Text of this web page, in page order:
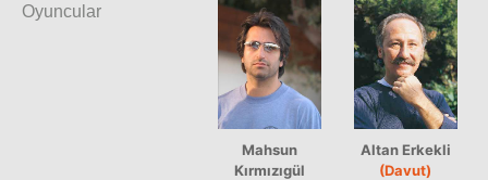
Oyuncular
Mahsun
Kırmızıgül
Altan Erkekli
(Davut)